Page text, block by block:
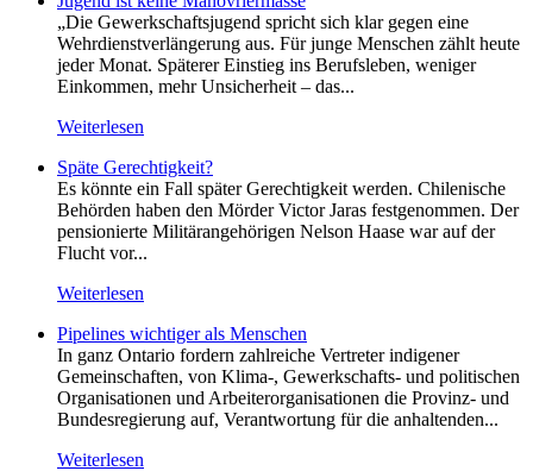
„Die Gewerkschaftsjugend spricht sich klar gegen eine
Wehrdienstverlängerung aus. Für junge Menschen zählt heute
jeder Monat. Späterer Einstieg ins Berufsleben, weniger
Einkommen, mehr Unsicherheit – das...
Weiterlesen
Späte Gerechtigkeit?
Es könnte ein Fall später Gerechtigkeit werden. Chilenische
Behörden haben den Mörder Victor Jaras festgenommen. Der
pensionierte Militärangehörigen Nelson Haase war auf der
Flucht vor...
Weiterlesen
Pipelines wichtiger als Menschen
In ganz Ontario fordern zahlreiche Vertreter indigener
Gemeinschaften, von Klima-, Gewerkschafts- und politischen
Organisationen und Arbeiterorganisationen die Provinz- und
Bundesregierung auf, Verantwortung für die anhaltenden...
Weiterlesen